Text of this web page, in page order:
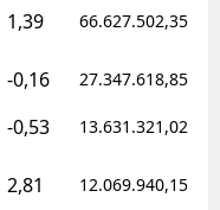
1,39 66.627.502,35
-0,16 27.347.618,85
-0,53 13.631.321,02
2,81 12.069.940,15